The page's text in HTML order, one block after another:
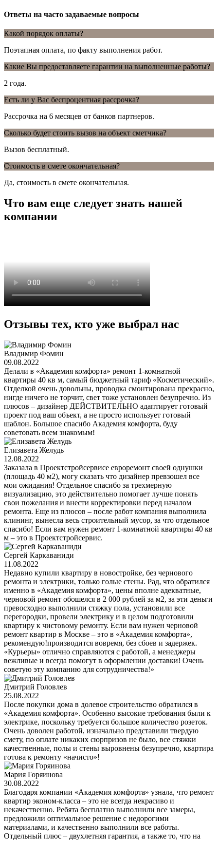
Ответы на часто задаваемые вопросы
Какой порядок оплаты?
Поэтапная оплата, по факту выполнения работ.
Какие Вы предоставляете гарантии на выполненные работы?
2 года.
Есть ли у Вас беспроцентная рассрочка?
Рассрочка на 6 месяцев от банков партнеров.
Сколько будет стоить вызов на объект сметчика?
Вызов бесплатный.
Стоимость в смете окончательная?
Да, стоимость в смете окончательная.
Что вам еще следует знать нашей
компании
Отзывы тех, кто уже выбрал нас
Владимир Фомин
09.08.2022
Делали в «Академия комфорта» ремонт 1-комнатной
квартиры 40 кв м, самый бюджетный тариф «Косметический».
Отделкой очень довольны, проводка смонтирована прекрасно,
нигде ничего не торчит, свет тоже установлен безупречно. Из
плюсов – дизайнер ДЕЙСТВИТЕЛЬНО адаптирует готовый
проект под ваш объект, а не просто использует готовый
шаблон. Большое спасибо Академия комфорта, буду
советовать всем знакомым!
Елизавета Желудь
12.08.2022
Заказала в Проектстройсервисе евроремонт своей однушки
(площадь 40 м2), могу сказать что дизайнер превзошел все
мои ожидания! Отдельное спасибо за трехмерную
визуализацию, это действительно помогает лучше понять
свои пожелания и внести корректировки перед началом
ремонта. Еще из плюсов – после работ компания выполнила
клининг, вынесла весь строительный мусор, за что отдельное
спасибо! Если вам нужен ремонт 1-комнатной квартиры 40 кв
м – это в Проектстройсервис.
Сергей Каркаваниди
11.08.2022
Недавно купили квартиру в новостройке, без чернового
ремонта и электрики, только голые стены. Рад, что обратился
именно в «Академия комфорта», цены вполне адекватные,
черновой ремонт обошелся в 2 000 рублей за м2, за эти деньги
превосходно выполнили стяжку пола, установили все
перегородки, провели электрику и в целом подготовили
квартиру к чистовому ремонту. Если вам нужен черновой
ремонт квартир в Москве – это в «Академия комфорта»,
рекомендую!производится вовремя, без сбоев и задержек.
«Курьеры» отлично справляются с работой, а менеджеры
вежливые и всегда помогут в оформлении доставки! Очень
советую эту компанию для сотрудничества!»
Дмитрий Головлев
25.08.2022
После покупки дома в долевое строительство обратился в
«Академия комфорта». Особенно высокие требования были к
электрике, поскольку требуется большое количество розеток.
Очень доволен работой, изначально представили твердую
смету, по оплате никаких сюрпризов не было, все стяжки
качественные, полы и стены выровнены безупречно, квартира
готова к ремонту «начисто»!
Мария Горяинова
30.08.2022
Благодаря компании «Академия комфорта» узнала, что ремонт
квартир эконом-класса – это не всегда некрасиво и
некачественно. Ребята бесплатно выполнили все замеры,
предложили оптимальное решение с недорогими
материалами, и качественно выполнили все работы.
Отдельный плюс – двухлетняя гарантия, а также то, что на